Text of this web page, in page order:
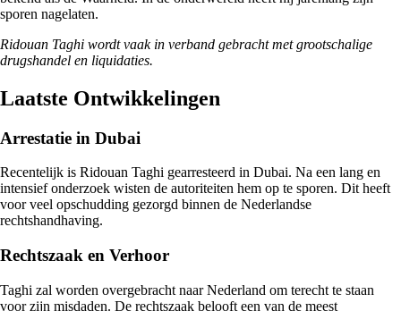
sporen nagelaten.
Ridouan Taghi wordt vaak in verband gebracht met grootschalige
drugshandel en liquidaties.
Laatste Ontwikkelingen
Arrestatie in Dubai
Recentelijk is Ridouan Taghi gearresteerd in Dubai. Na een lang en
intensief onderzoek wisten de autoriteiten hem op te sporen. Dit heeft
voor veel opschudding gezorgd binnen de Nederlandse
rechtshandhaving.
Rechtszaak en Verhoor
Taghi zal worden overgebracht naar Nederland om terecht te staan
voor zijn misdaden. De rechtszaak belooft een van de meest